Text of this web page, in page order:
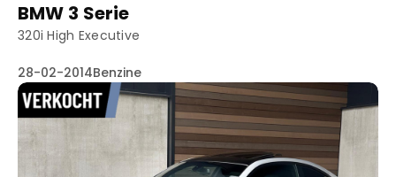
BMW 3 Serie
320i High Executive
28-02-2014Benzine